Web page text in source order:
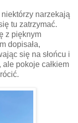
narzekają
tu zatrzymać.
z pięknym
dopisała,
się na słońcu i
pokoje całkiem